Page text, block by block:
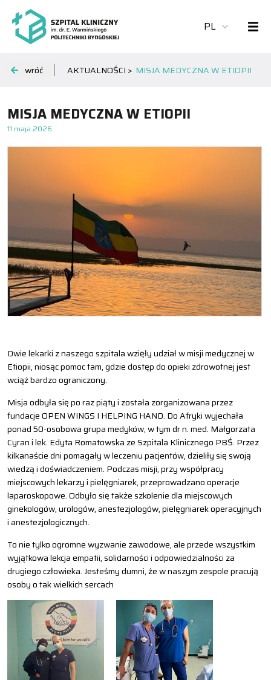
PL
wróć AKTUALNOŚCI > MISJA MEDYCZNA W ETIOPII
MISJA MEDYCZNA W ETIOPII
11 maja 2026
Dwie lekarki z naszego szpitala wzięły udział w misji medycznej w
Etiopii, niosąc pomoc tam, gdzie dostęp do opieki zdrowotnej jest
wciąż bardzo ograniczony.
Misja odbyła się po raz piąty i została zorganizowana przez
fundacje OPEN WINGS I HELPING HAND. Do Afryki wyjechała
ponad 50-osobowa grupa medyków, w tym dr n. med. Małgorzata
Cyran i lek. Edyta Romatowska ze Szpitala Klinicznego PBŚ. Przez
kilkanaście dni pomagały w leczeniu pacjentów, dzieliły się swoją
wiedzą i doświadczeniem. Podczas misji, przy współpracy
miejscowych lekarzy i pielęgniarek, przeprowadzano operacje
laparoskopowe. Odbyło się także szkolenie dla miejscowych
ginekologów, urologów, anestezjologów, pielęgniarek operacyjnych
i anestezjologicznych.
To nie tylko ogromne wyzwanie zawodowe, ale przede wszystkim
wyjątkowa lekcja empatii, solidarności i odpowiedzialności za
drugiego człowieka. Jesteśmy dumni, że w naszym zespole pracują
osoby o tak wielkich sercach